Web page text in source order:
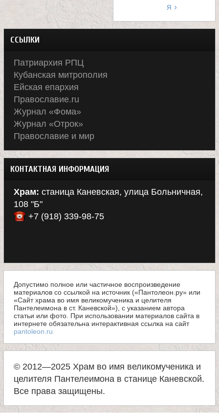
я ›
ССЫЛКИ
Патриархия РПЦ
Кубанская митрополия
Ейская епархия
Православие.ru
Журнал «Фома»
Журнал «Отрок»
Православие и мир
КОНТАКТНАЯ ИНФОРМАЦИЯ
Храм: станица Каневская, улица Больничная,
108 "Б"
+7 (918) 339-98-75
Допустимо полное или частичное воспроизведение
материалов со ссылкой на источник («Пантолеон.ру» или
«Сайт храма во имя великомученика и целителя
Пантелеимона в ст. Каневской»), с указанием автора
статьи или фото. При использовании материалов сайта в
интернете обязательна интерактивная ссылка на сайт
pantoleon.ru
© 2012—2025 Храм во имя великомученика и
целителя Пантелеимона в станице Каневской.
Все права защищены.